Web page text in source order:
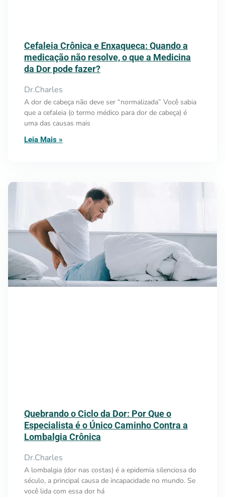
Cefaleia Crônica e Enxaqueca: Quando a
medicação não resolve, o que a Medicina
da Dor pode fazer?
Dr.Charles
A dor de cabeça não deve ser “normalizada” Você sabia
que a cefaleia (o termo médico para dor de cabeça) é
uma das causas mais
Leia Mais »
Quebrando o Ciclo da Dor: Por Que o
Especialista é o Único Caminho Contra a
Lombalgia Crônica
Dr.Charles
A lombalgia (dor nas costas) é a epidemia silenciosa do
século, a principal causa de incapacidade no mundo. Se
você lida com essa dor há